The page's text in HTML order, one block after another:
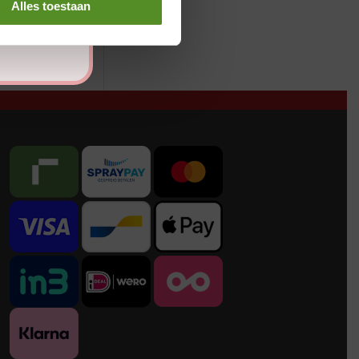
Alles toestaan